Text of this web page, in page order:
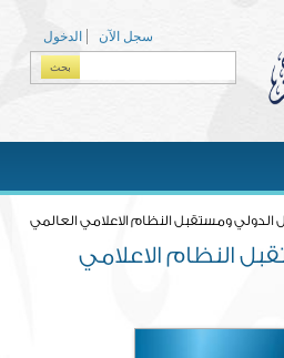
الدخول
سجل الآن
الدولي ومستقبل النظام الاعلامي العالمي
النظام الاعلامي